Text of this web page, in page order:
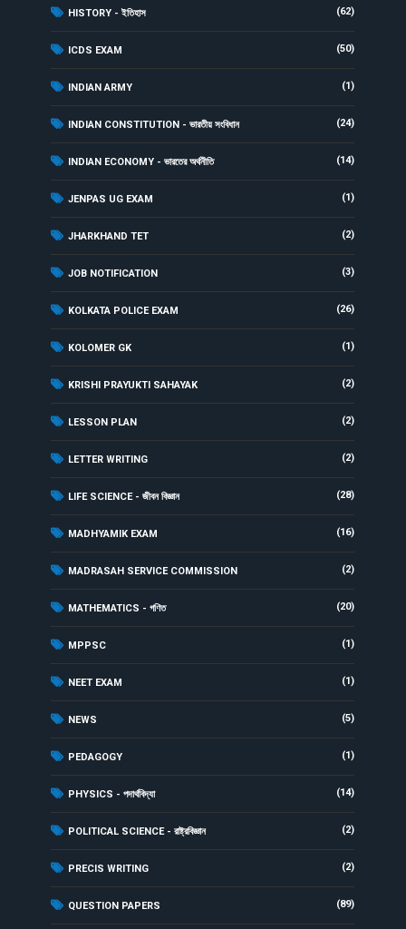
HISTORY - ইতিহাস (62)
ICDS EXAM (50)
INDIAN ARMY (1)
INDIAN CONSTITUTION - ভারতীয় সংবিধান (24)
INDIAN ECONOMY - ভারতের অর্থনীতি (14)
JENPAS UG EXAM (1)
JHARKHAND TET (2)
JOB NOTIFICATION (3)
KOLKATA POLICE EXAM (26)
KOLOMER GK (1)
KRISHI PRAYUKTI SAHAYAK (2)
LESSON PLAN (2)
LETTER WRITING (2)
LIFE SCIENCE - জীবন বিজ্ঞান (28)
MADHYAMIK EXAM (16)
MADRASAH SERVICE COMMISSION (2)
MATHEMATICS - গণিত (20)
MPPSC (1)
NEET EXAM (1)
NEWS (5)
PEDAGOGY (1)
PHYSICS - পদার্থবিদ্যা (14)
POLITICAL SCIENCE - রাষ্ট্রবিজ্ঞান (2)
PRECIS WRITING (2)
QUESTION PAPERS (89)